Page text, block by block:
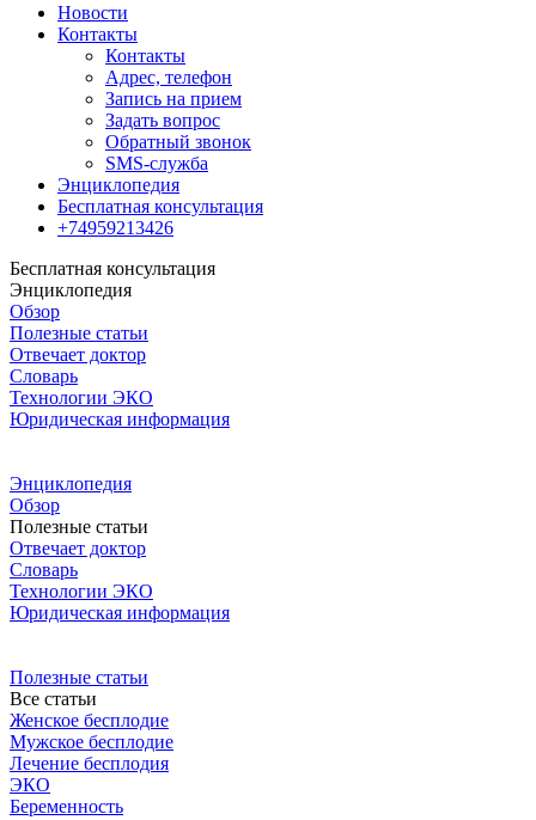
Новости
Контакты
Контакты
Адрес, телефон
Запись на прием
Задать вопрос
Обратный звонок
SMS-служба
Энциклопедия
Бесплатная консультация
+74959213426
Бесплатная консультация
Энциклопедия
Обзор
Полезные статьи
Отвечает доктор
Словарь
Технологии ЭКО
Юридическая информация
Энциклопедия
Обзор
Полезные статьи
Отвечает доктор
Словарь
Технологии ЭКО
Юридическая информация
Полезные статьи
Все статьи
Женское бесплодие
Мужское бесплодие
Лечение бесплодия
ЭКО
Беременность